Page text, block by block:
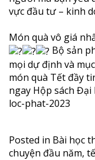
vực đầu tư – kinh
Món quà vô giá
Bộ sản
mọi dự định và
món quà Tết đầy
ngay Hộp sách Đại
loc-phat-2023
Posted in Bài học
chuyện đầu năm,